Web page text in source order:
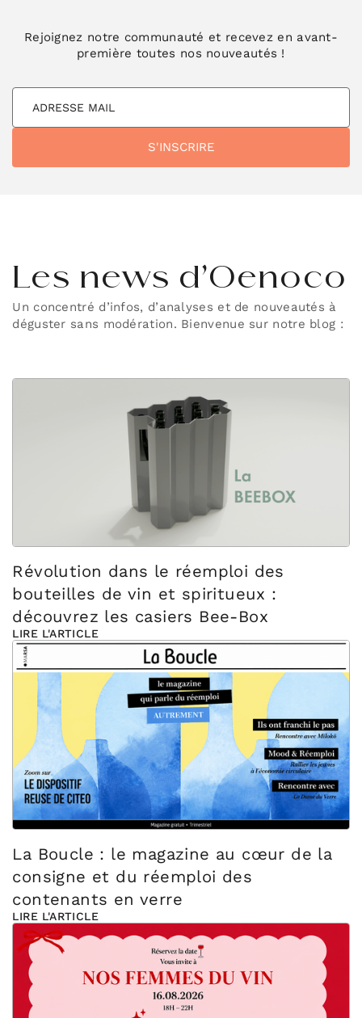
Rejoignez notre communauté et recevez en avant-
première toutes nos nouveautés !
Les news d’Oenoco
Un concentré d’infos, d’analyses et de nouveautés à
déguster sans modération. Bienvenue sur notre blog :
Révolution dans le réemploi des
bouteilles de vin et spiritueux :
découvrez les casiers Bee-Box
LIRE L'ARTICLE
La Boucle : le magazine au cœur de la
consigne et du réemploi des
contenants en verre
LIRE L'ARTICLE